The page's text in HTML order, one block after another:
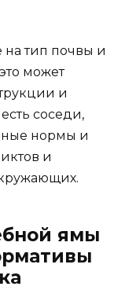
на тип почвы и
может
и
соседи,
нормы и
и
ямы